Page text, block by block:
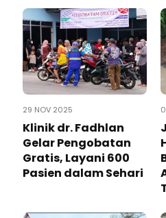
29 NOV 2025
Klinik dr. Fadhlan
Gelar Pengobatan
Gratis, Layani 600
Pasien dalam Sehari